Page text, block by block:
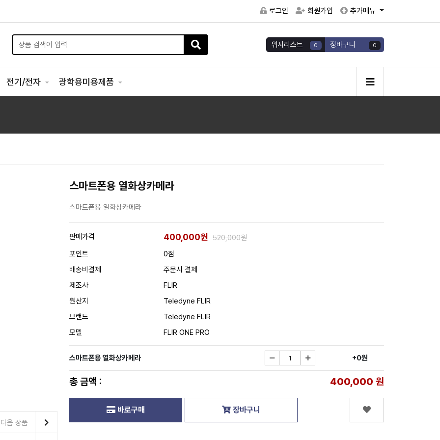
로그인 회원가입 추가메뉴
위시리스트 0 장바구니 0
전기/전자 광학용미용제품
다음 상품
스마트폰용 열화상카메라
스마트폰용 열화상카메라
판매가격 400,000원 520,000원
포인트
0점
배송비결제
주문시 결제
제조사
FLIR
원산지
Teledyne FLIR
브랜드
Teledyne FLIR
모델
FLIR ONE PRO
스마트폰용 열화상카메라 +0원
총 금액 : 400,000 원
바로구매 장바구니